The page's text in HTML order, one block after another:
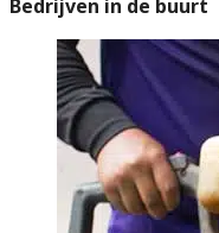
Bedrijven in de buurt